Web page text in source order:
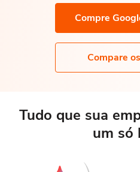
Compre
Compare
Tudo que sua
um só